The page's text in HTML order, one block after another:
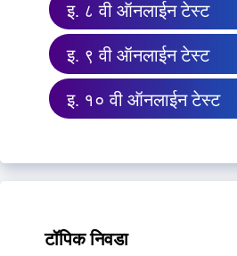
इ. ८ वी ऑनलाईन टेस्ट
इ. ९ वी ऑनलाईन टेस्ट
इ. १० वी ऑनलाईन टेस्ट
टॉपिक निवडा